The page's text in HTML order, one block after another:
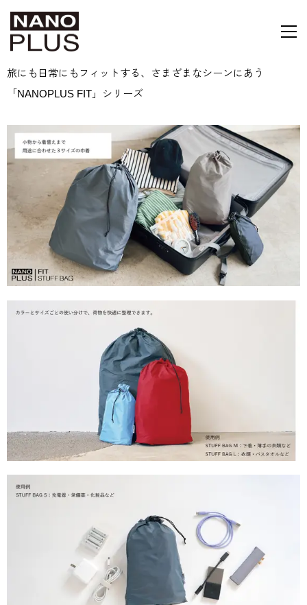
旅にも日常にもフィットする、さまざまなシーンにあう
「NANOPLUS FIT」シリーズ